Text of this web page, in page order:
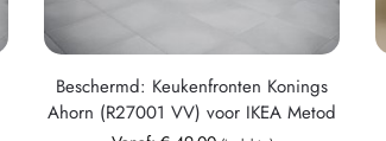
Beschermd: Keukenfronten Konings
Ahorn (R27001 VV) voor IKEA Metod